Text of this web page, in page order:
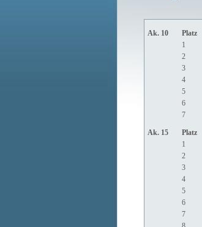
Ak. 10 Platz
1
2
3
4
5
6
7
Ak. 15 Platz
1
2
3
4
5
6
7